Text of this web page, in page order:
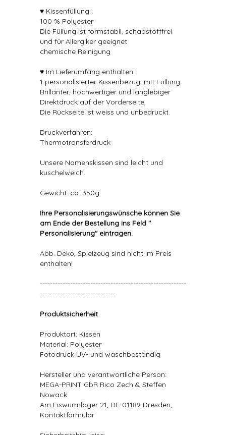
♥ Kissenfüllung:
100 % Polyester
Die Füllung ist formstabil, schadstofffrei
und für Allergiker geeignet
chemische Reinigung
♥ Im Lieferumfang enthalten:
1 personalisierter Kissenbezug, mit Füllung
Brillanter, hochwertiger und langlebiger
Direktdruck auf der Vorderseite,
Die Rückseite ist weiss und unbedruckt.
Druckverfahren:
Thermotransferdruck
Unsere Namenskissen sind leicht und
kuschelweich.
Gewicht: ca. 350g
Ihre Personalisierungswünsche können Sie
am Ende der Bestellung ins Feld "
Personalisierung" eintragen.
Abb. Deko, Spielzeug sind nicht im Preis
enthalten!
----------------------------------------------------------
------------------------------
Produktsicherheit
Produktart: Kissen
Material: Polyester
Fotodruck UV- und waschbeständig
Hersteller und verantwortliche Person:
MEGA-PRINT GbR Rico Zech & Steffen
Nowack
Am Eiswurmlager 21, DE-01189 Dresden,
Kontaktformular